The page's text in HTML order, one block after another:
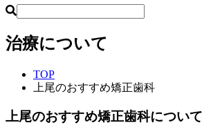
治療について
TOP
上尾のおすすめ矯正歯科
上尾のおすすめ矯正歯科につい